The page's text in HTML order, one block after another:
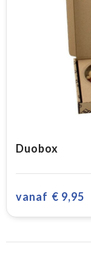
Duobox
vanaf € 9,95